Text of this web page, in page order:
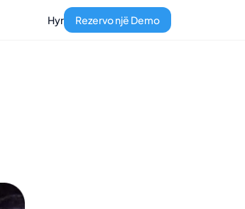
Hyr Rezervo një Demo